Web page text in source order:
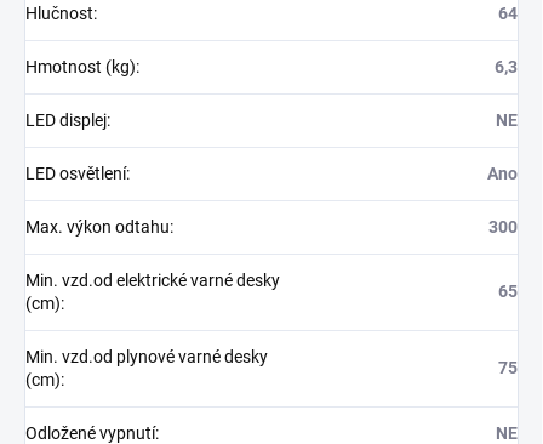
Hlučnost: 64
Hmotnost (kg): 6,3
LED displej: NE
LED osvětlení: Ano
Max. výkon odtahu: 300
Min. vzd.od elektrické varné desky
(cm):
65
Min. vzd.od plynové varné desky
(cm):
75
Odložené vypnutí: NE